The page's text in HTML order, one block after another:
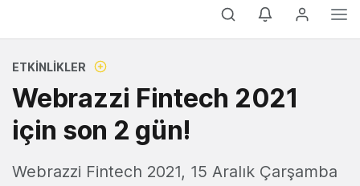
ETKINLIKLER
Webrazzi Fintech 2021
için son 2 gün!
Webrazzi Fintech 2021, 15 Aralık Çarşamba